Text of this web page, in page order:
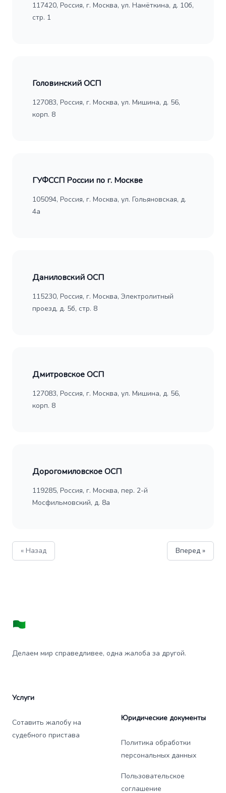
117420, Россия, г. Москва, ул. Намёткина, д. 10б,
стр. 1
Головинский ОСП
127083, Россия, г. Москва, ул. Мишина, д. 56,
корп. 8
ГУФССП России по г. Москве
105094, Россия, г. Москва, ул. Гольяновская, д.
4а
Даниловский ОСП
115230, Россия, г. Москва, Электролитный
проезд, д. 5б, стр. 8
Дмитровское ОСП
127083, Россия, г. Москва, ул. Мишина, д. 56,
корп. 8
Дорогомиловское ОСП
119285, Россия, г. Москва, пер. 2-й
Мосфильмовский, д. 8а
« Назад Вперед »
Делаем мир справедливее, одна жалоба за другой.
Услуги
Сотавить жалобу на
судебного пристава
Юридические документы
Политика обработки
персональных данных
Пользовательское
соглашение